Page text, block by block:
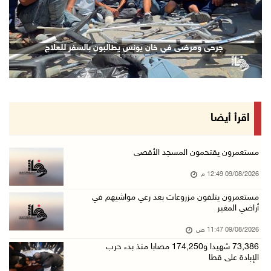
09/آب/2026 11:53 ص
مستعمرون يتلفون مزروعات بعد رعي مواشيهم في أر ...
09/آب/2026 11:47 ص
73,386 شهيدا و174,250 مصابا منذ بدء حرب الإبا ...
"فتح" تنعي القائد الوطنيّ السفير دياب اللوح
الرئيس ينعى سفير فلسطين لدى مصر القائد الوطني ...
09/آب/2026 10:43 ص
09/آب/2026 10:42 ص
الاحتلال يستولي على منزل في عرابة جنوب جنين و ...
09/آب/2026 10:32 ص
جرحى ومرضى في خان يونس يطالبون بالسفر للعلاج
اقرأ أيضا
مستعمرون يقتحمون المسجد الأقصى
09/08/2026 12:49 م
مستعمرون يتلفون مزروعات بعد رعي مواشيهم في
أراضي المغير
09/08/2026 11:47 ص
73,386 شهيدا و174,250 مصابا منذ بدء حرب
الإبادة على قطا